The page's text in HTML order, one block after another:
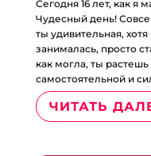
Сегодня 16 лет, как я
Чудесный день!
ты удивительная,
занималась, просто
как могла, ты
самостоятельной и
ЧИТАТЬ